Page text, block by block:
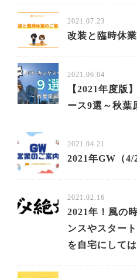
2021.07.23
改装と臨時休
2021.06.04
【2021年度版
ース9選～秋葉
2021.04.21
2021年GW（4/
2021.02.16
2021年！風の
ンスやスター
を自宅にして